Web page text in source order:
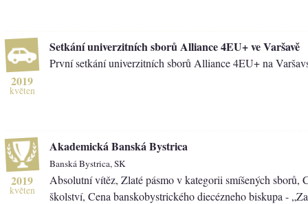
2019
květen
Setkání univerzitních sborů Alliance 4EU+ ve Varšavě
První setkání univerzitních sborů Alliance 4EU+ na
2019
květen
Akademická Banská Bystrica
Banská Bystrica, SK
Absolutní vítěz, Zlaté pásmo v kategorii smíšených sborů,
školství, Cena banskobystrického diecézneho biskupa -